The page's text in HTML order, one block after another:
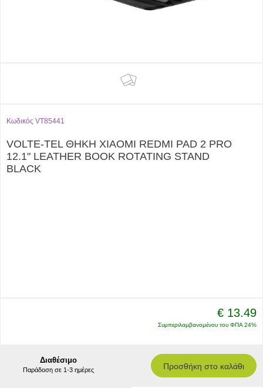
Κωδικός VT85441
VOLTE-TEL ΘΗΚΗ XIAOMI REDMI PAD 2 PRO
12.1" LEATHER BOOK ROTATING STAND
BLACK
€ 13.49
Συμπεριλαμβανομένου του ΦΠΑ 24%
Διαθέσιμο
Παράδοση σε 1-3 ημέρες Προσθήκη στο καλάθι